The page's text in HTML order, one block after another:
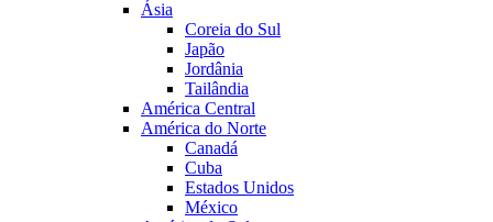
Ásia
Coreia do Sul
Japão
Jordânia
Tailândia
América Central
América do Norte
Canadá
Cuba
Estados Unidos
México